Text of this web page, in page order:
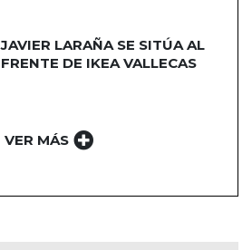
JAVIER LARAÑA SE SITÚA AL
FRENTE DE IKEA VALLECAS
VER MÁS